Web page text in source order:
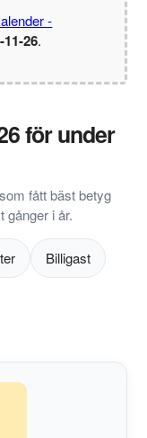
-
11-26.
för under
fått bäst betyg
gånger i år.
Billigast